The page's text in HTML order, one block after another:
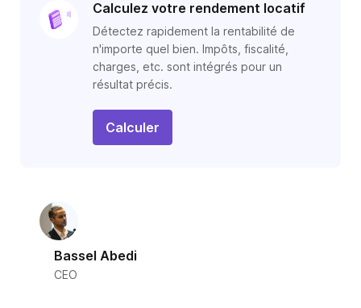
Calculez votre rendement locatif
Détectez rapidement la rentabilité de
n'importe quel bien. Impôts, fiscalité,
charges, etc. sont intégrés pour un
résultat précis.
Calculer
Bassel Abedi
CEO